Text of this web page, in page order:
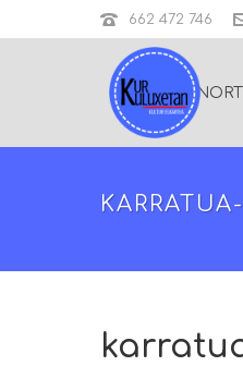
662 472 746